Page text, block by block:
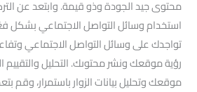
محتوى جيد الجودة وذو قيمة. وابتعد عن
استخدام وسائل التواصل الاجتماعي بشكل
تواجدك على وسائل التواصل الاجتماعي
رؤية موقعك ونشر محتوىك. التحليل والتقييم
موقعك وتحليل بيانات الزوار باستمرار، وقم